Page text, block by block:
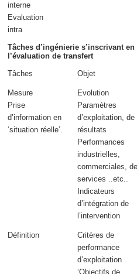
interne
Evaluation
intra
Tâches d’ingénierie s’inscrivant
l’évaluation de transfert
Tâches
Objet
Mesure
Prise
d’information en
‘situation réelle’.
Evolution
Paramètres
d’exploitation, de
résultats
Performances
industrielles,
commerciales, de
services ..etc..
Indicateurs
d’intégration de
l’intervention
Définition
Critères de
performance
d’exploitation
‘Objectifs de